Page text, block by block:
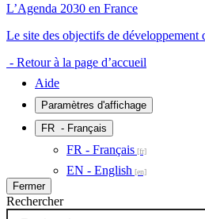
L’Agenda 2030 en France
Le site des objectifs de
- Retour à la page d’accueil
Aide
Paramètres d'affichage
FR - Français
FR - Français
EN - English
Fermer
Rechercher